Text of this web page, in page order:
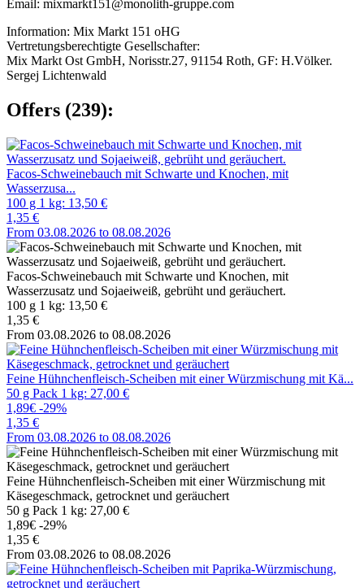
Email: mixmarkt151@monolith-gruppe.com
Information: Mix Markt 151 oHG
Vertretungsberechtigte Gesellschafter:
Mix Markt Ost GmbH, Norisstr.27, 91154 Roth, GF: H.Völker.
Sergej Lichtenwald
Offers (239):
Facos-Schweinebauch mit Schwarte und Knochen, mit
Wasserzusa...
100 g 1 kg: 13,50 €
1,35 €
From 03.08.2026 to 08.08.2026
Facos-Schweinebauch mit Schwarte und Knochen, mit
Wasserzusatz und Sojaeiweiß, gebrüht und geräuchert.
100 g 1 kg: 13,50 €
1,35 €
From 03.08.2026 to 08.08.2026
Feine Hühnchenfleisch-Scheiben mit einer Würzmischung mit Kä...
50 g Pack 1 kg: 27,00 €
1,89€ -29%
1,35 €
From 03.08.2026 to 08.08.2026
Feine Hühnchenfleisch-Scheiben mit einer Würzmischung mit
Käsegeschmack, getrocknet und geräuchert
50 g Pack 1 kg: 27,00 €
1,89€ -29%
1,35 €
From 03.08.2026 to 08.08.2026